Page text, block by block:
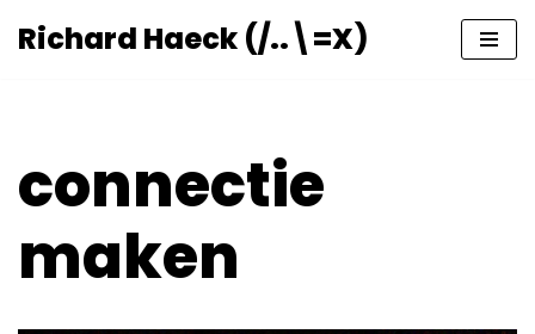
Richard Haeck (/..\=X)
connectie
maken